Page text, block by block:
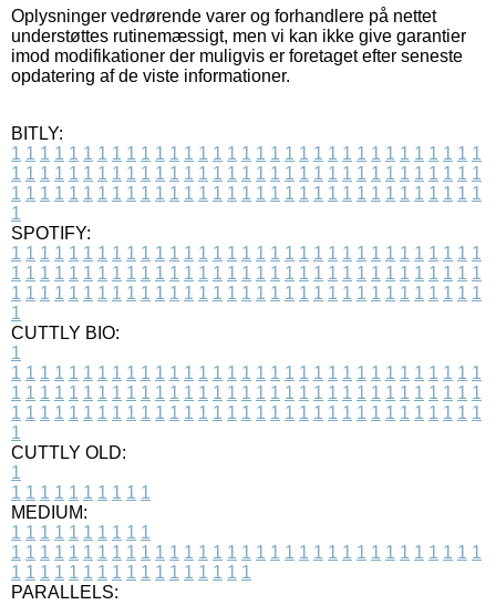
Oplysninger vedrørende varer og forhandlere på nettet
understøttes rutinemæssigt, men vi kan ikke give garantier
imod modifikationer der muligvis er foretaget efter seneste
opdatering af de viste informationer.
BITLY:
1 1 1 1 1 1 1 1 1 1 1 1 1 1 1 1 1 1 1 1 1 1 1 1 1 1 1 1 1 1 1 1 1
1 1 1 1 1 1 1 1 1 1 1 1 1 1 1 1 1 1 1 1 1 1 1 1 1 1 1 1 1 1 1 1 1
1 1 1 1 1 1 1 1 1 1 1 1 1 1 1 1 1 1 1 1 1 1 1 1 1 1 1 1 1 1 1 1 1
1
SPOTIFY:
1 1 1 1 1 1 1 1 1 1 1 1 1 1 1 1 1 1 1 1 1 1 1 1 1 1 1 1 1 1 1 1 1
1 1 1 1 1 1 1 1 1 1 1 1 1 1 1 1 1 1 1 1 1 1 1 1 1 1 1 1 1 1 1 1 1
1 1 1 1 1 1 1 1 1 1 1 1 1 1 1 1 1 1 1 1 1 1 1 1 1 1 1 1 1 1 1 1 1
1
CUTTLY BIO:
1
1 1 1 1 1 1 1 1 1 1 1 1 1 1 1 1 1 1 1 1 1 1 1 1 1 1 1 1 1 1 1 1 1
1 1 1 1 1 1 1 1 1 1 1 1 1 1 1 1 1 1 1 1 1 1 1 1 1 1 1 1 1 1 1 1 1
1 1 1 1 1 1 1 1 1 1 1 1 1 1 1 1 1 1 1 1 1 1 1 1 1 1 1 1 1 1 1 1 1
1
CUTTLY OLD:
1
1 1 1 1 1 1 1 1 1 1
MEDIUM:
1 1 1 1 1 1 1 1 1 1
1 1 1 1 1 1 1 1 1 1 1 1 1 1 1 1 1 1 1 1 1 1 1 1 1 1 1 1 1 1 1 1 1
1 1 1 1 1 1 1 1 1 1 1 1 1 1 1 1 1
PARALLELS: